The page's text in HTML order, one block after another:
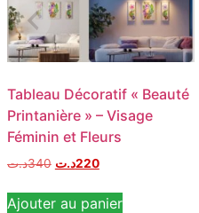
Tableau Décoratif « Beauté
Printanière » – Visage
Féminin et Fleurs
340د.ت 220د.ت
Ajouter au panier